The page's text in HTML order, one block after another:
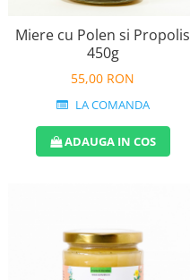
Miere cu Polen si Propolis
450g
55,00 RON
LA COMANDA
ADAUGA IN COS